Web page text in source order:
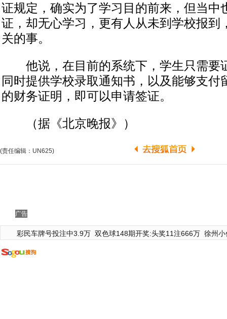
证规定，确实为了学习目的前来，但当中
证，却无心学习，更有人从未到学校报到
关的事。
他说，在目前的系统下，学生只需要
同时提供学校录取通知书，以及能够支付
的财务证明，即可以申请签证。
（据《北京晚报》）
(责任编辑：UN625)
广告
彩民车牌号投注中3.9万 双色球148期开奖:头奖11注666万 徐州